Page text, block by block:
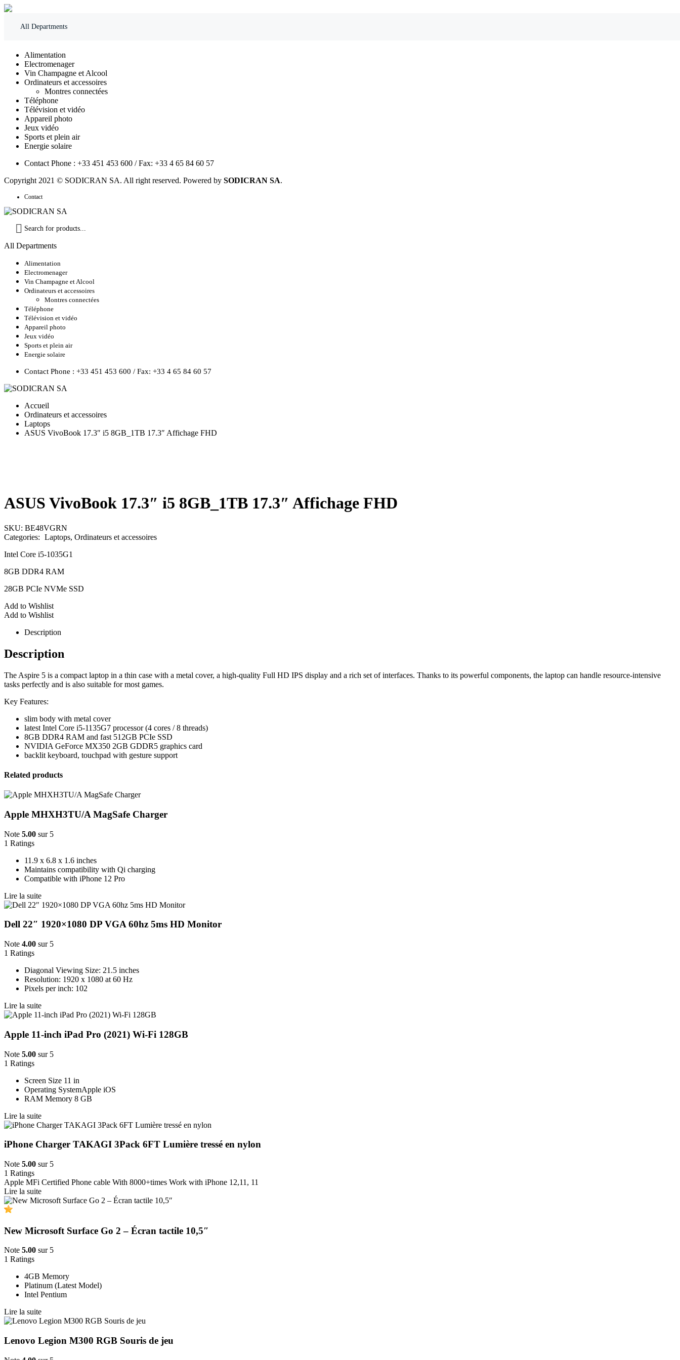
All Departments
Alimentation
Electromenager
Vin Champagne et Alcool
Ordinateurs et accessoires
Montres connectées
Téléphone
Télévision et vidéo
Appareil photo
Jeux vidéo
Sports et plein air
Energie solaire
Contact Phone : +33 451 453 600 / Fax: +33 4 65 84 60 57
Copyright 2021 © SODICRAN SA. All right reserved. Powered by SODICRAN SA.
Contact
produits
All Departments
Alimentation
Electromenager
Vin Champagne et Alcool
Ordinateurs et accessoires
Montres connectées
Téléphone
Télévision et vidéo
Appareil photo
Jeux vidéo
Sports et plein air
Energie solaire
Contact Phone : +33 451 453 600 / Fax: +33 4 65 84 60 57
Accueil
Ordinateurs et accessoires
Laptops
ASUS VivoBook 17.3″ i5 8GB_1TB 17.3″ Affichage FHD
ASUS VivoBook 17.3″ i5 8GB_1TB 17.3″ Affichage FHD
SKU: BE48VGRN
Categories: Laptops, Ordinateurs et accessoires
Intel Core i5-1035G1
8GB DDR4 RAM
28GB PCIe NVMe SSD
Add to Wishlist
Add to Wishlist
Description
Description
The Aspire 5 is a compact laptop in a thin case with a metal cover, a high-quality Full HD IPS display and a rich set of interfaces. Thanks to its powerful components, the laptop can handle resource-intensive
tasks perfectly and is also suitable for most games.
Key Features:
slim body with metal cover
latest Intel Core i5-1135G7 processor (4 cores / 8 threads)
8GB DDR4 RAM and fast 512GB PCIe SSD
NVIDIA GeForce MX350 2GB GDDR5 graphics card
backlit keyboard, touchpad with gesture support
Related products
Apple MHXH3TU/A MagSafe Charger
Note 5.00 sur 5
1 Ratings
11.9 x 6.8 x 1.6 inches
Maintains compatibility with Qi charging
Compatible with iPhone 12 Pro
Lire la suite
Dell 22″ 1920×1080 DP VGA 60hz 5ms HD Monitor
Note 4.00 sur 5
1 Ratings
Diagonal Viewing Size: 21.5 inches
Resolution: 1920 x 1080 at 60 Hz
Pixels per inch: 102
Lire la suite
Apple 11-inch iPad Pro (2021) Wi-Fi 128GB
Note 5.00 sur 5
1 Ratings
Screen Size 11 in
Operating SystemApple iOS
RAM Memory 8 GB
Lire la suite
iPhone Charger TAKAGI 3Pack 6FT Lumière tressé en nylon
Note 5.00 sur 5
1 Ratings
Apple MFi Certified Phone cable With 8000+times Work with iPhone 12,11, 11
Lire la suite
New Microsoft Surface Go 2 – Écran tactile 10,5″
Note 5.00 sur 5
1 Ratings
4GB Memory
Platinum (Latest Model)
Intel Pentium
Lire la suite
Lenovo Legion M300 RGB Souris de jeu